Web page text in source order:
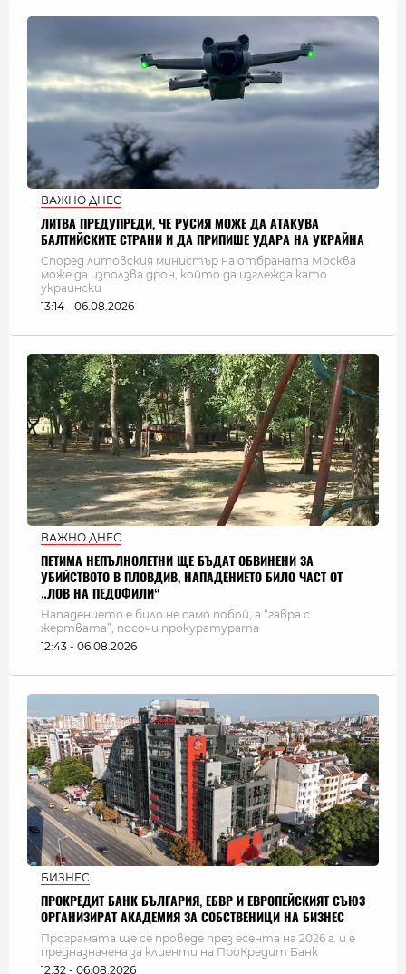
ВАЖНО ДНЕС
ЛИТВА ПРЕДУПРЕДИ, ЧЕ РУСИЯ МОЖЕ ДА АТАКУВА
БАЛТИЙСКИТЕ СТРАНИ И ДА ПРИПИШЕ УДАРА НА УКРАЙНА
Според литовския министър на отбраната Москва
може да използва дрон, който да изглежда като
украински
13:14 - 06.08.2026
ВАЖНО ДНЕС
ПЕТИМА НЕПЪЛНОЛЕТНИ ЩЕ БЪДАТ ОБВИНЕНИ ЗА
УБИЙСТВОТО В ПЛОВДИВ, НАПАДЕНИЕТО БИЛО ЧАСТ ОТ
„ЛОВ НА ПЕДОФИЛИ“
Нападението е било не само побой, а “гавра с
жертвата”, посочи прокуратурата
12:43 - 06.08.2026
БИЗНЕС
ПРОКРЕДИТ БАНК БЪЛГАРИЯ, ЕБВР И ЕВРОПЕЙСКИЯТ СЪЮЗ
ОРГАНИЗИРАТ АКАДЕМИЯ ЗА СОБСТВЕНИЦИ НА БИЗНЕС
Програмата ще се проведе през есента на 2026 г. и е
предназначена за клиенти на ПроКредит Банк
12:32 - 06.08.2026